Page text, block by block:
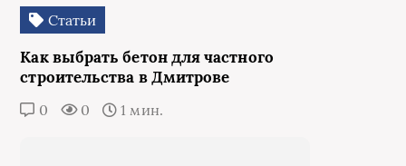
Статьи
Как выбрать бетон для частного
строительства в Дмитрове
0 0 1 мин.